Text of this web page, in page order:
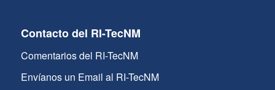
Contacto del RI-TecNM
Comentarios del RI-TecNM
Envíanos un Email al RI-TecNM